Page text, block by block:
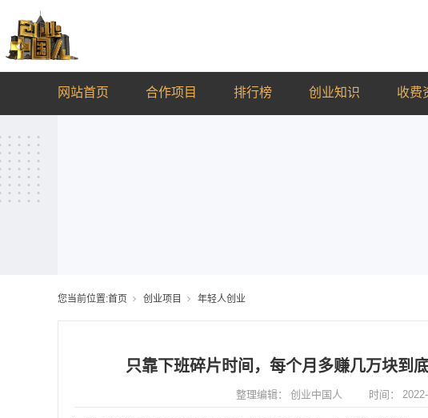
网站首页 合作项目 排行榜 创业知识 收费
您当前位置:首页 创业项目 年轻人创业
只靠下班碎片时间，每个月多赚几万块
整理编辑： 创业中国人 时间：